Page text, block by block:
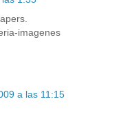
imagenes
a las 11:15